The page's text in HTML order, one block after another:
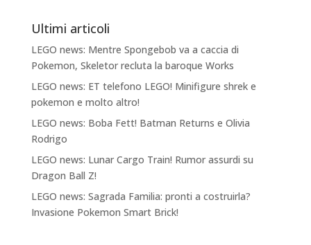
Ultimi articoli
LEGO news: Mentre Spongebob va a caccia di
Pokemon, Skeletor recluta la baroque Works
LEGO news: ET telefono LEGO! Minifigure shrek e
pokemon e molto altro!
LEGO news: Boba Fett! Batman Returns e Olivia
Rodrigo
LEGO news: Lunar Cargo Train! Rumor assurdi su
Dragon Ball Z!
LEGO news: Sagrada Familia: pronti a costruirla?
Invasione Pokemon Smart Brick!